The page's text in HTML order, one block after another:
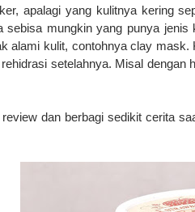
apalagi yang kulitnya kering
sebisa mungkin yang punya
alami kulit, contohnya clay
setelahnya. Misal dengan
dan berbagi sedikit cerita